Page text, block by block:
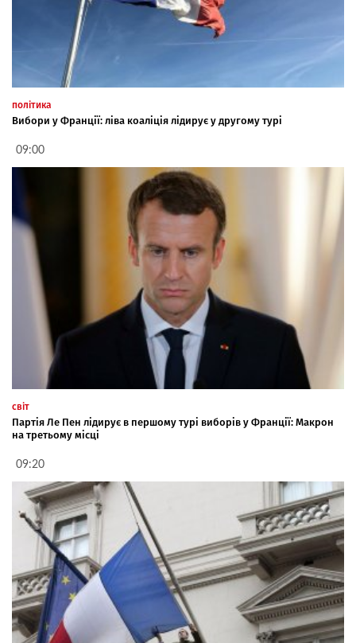
політика
Вибори у Франції: ліва коаліція лідирує у другому турі
09:00
світ
Партія Ле Пен лідирує в першому турі виборів у Франції: Макрон
на третьому місці
09:20